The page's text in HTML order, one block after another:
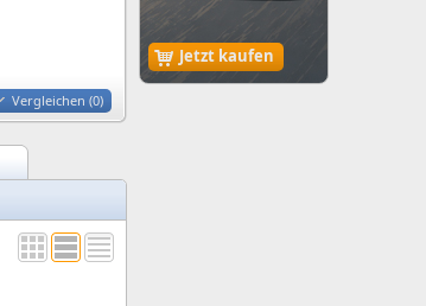
Jetzt kaufen
Vergleichen (0)